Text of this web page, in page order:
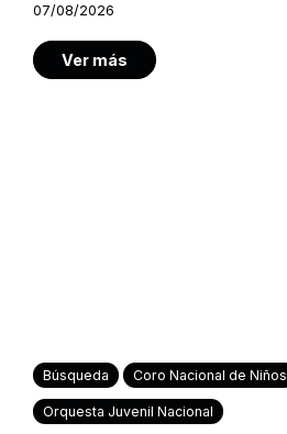
07/08/2026
Ver más
Búsqueda Coro Nacional de Niños
Orquesta Juvenil Nacional